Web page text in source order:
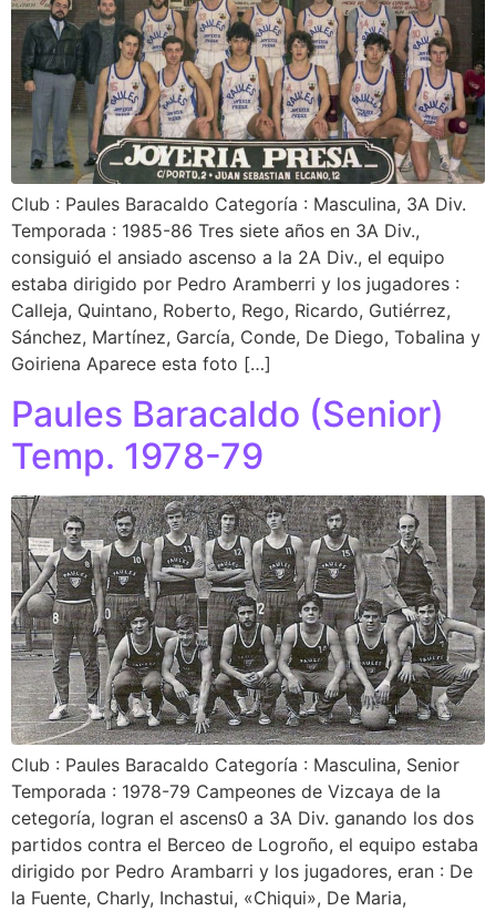
Club : Paules Baracaldo Categoría : Masculina, 3A Div.
Temporada : 1985-86 Tres siete años en 3A Div.,
consiguió el ansiado ascenso a la 2A Div., el equipo
estaba dirigido por Pedro Aramberri y los jugadores :
Calleja, Quintano, Roberto, Rego, Ricardo, Gutiérrez,
Sánchez, Martínez, García, Conde, De Diego, Tobalina y
Goiriena Aparece esta foto […]
Paules Baracaldo (Senior)
Temp. 1978-79
Club : Paules Baracaldo Categoría : Masculina, Senior
Temporada : 1978-79 Campeones de Vizcaya de la
cetegoría, logran el ascens0 a 3A Div. ganando los dos
partidos contra el Berceo de Logroño, el equipo estaba
dirigido por Pedro Arambarri y los jugadores, eran : De
la Fuente, Charly, Inchastui, «Chiqui», De Maria,